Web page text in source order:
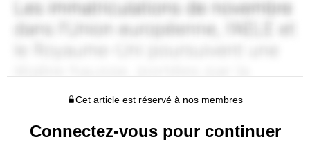
Cet article est réservé à nos membres
Connectez-vous pour continuer